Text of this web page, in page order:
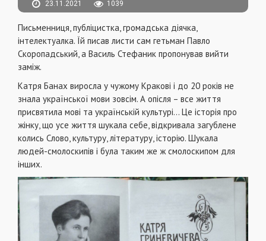
23.11.2021 1039
Письменниця, публіцистка, громадська діячка,
інтелектуалка. Їй писав листи сам гетьман Павло
Скоропадський, а Василь Стефаник пропонував вийти
заміж.
Катря Банах виросла у чужому Кракові і до 20 років не
знала української мови зовсім. А опісля – все життя
присвятила мові та українській культурі… Це історія про
жінку, що усе життя шукала себе, відкривала загублене
колись Слово, культуру, літературу, історію. Шукала
людей-смолоскипів і була таким же ж смолоскипом для
інших.